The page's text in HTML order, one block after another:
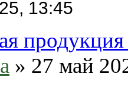
13:45
» 27 май